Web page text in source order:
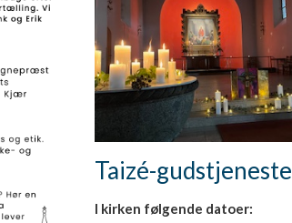
Taizé-gudstjeneste
I kirken følgende datoer: